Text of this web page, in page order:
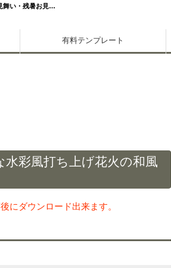
舞い・残暑お見…
有料テンプレート
彩風打ち上げ花火の和風
にダウンロード出来ます。